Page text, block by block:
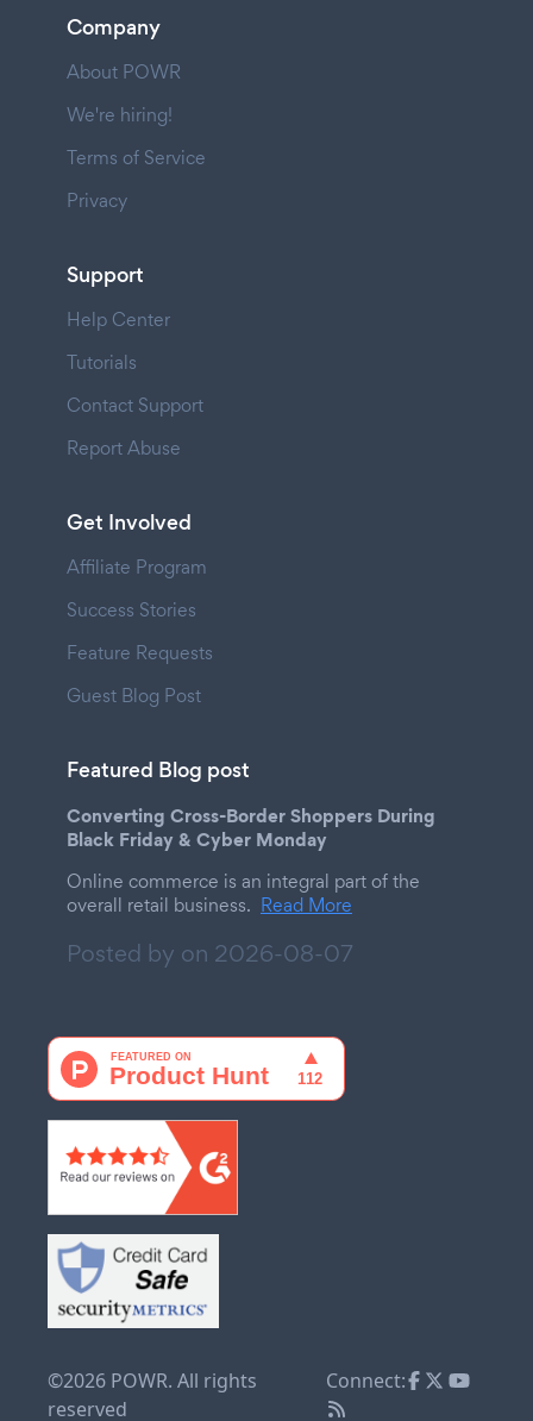
Company
About POWR
We're hiring!
Terms of Service
Privacy
Support
Help Center
Tutorials
Contact Support
Report Abuse
Get Involved
Affiliate Program
Success Stories
Feature Requests
Guest Blog Post
Featured Blog post
Converting Cross-Border Shoppers During
Black Friday & Cyber Monday
Online commerce is an integral part of the
overall retail business. Read More
Posted by on 2026-08-07
©2026 POWR. All rights
reserved
Connect: